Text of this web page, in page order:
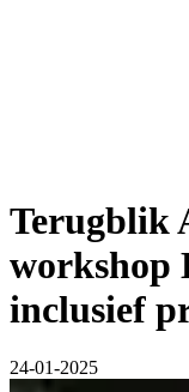
Terugblik
workshop
inclusief
24-01-2025